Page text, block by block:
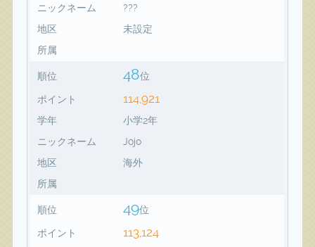
ニックネーム
???
地区
未設定
所属
順位 48位
ポイント 114,921
学年
小学2年
ニックネーム
Jojo
地区
海外
所属
順位 49位
ポイント 113,124